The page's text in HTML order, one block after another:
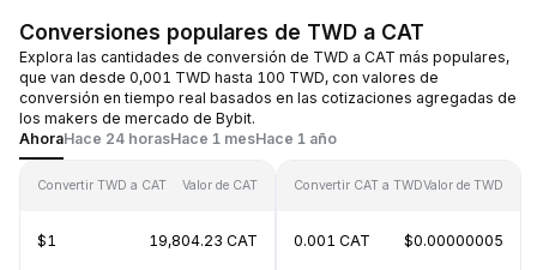
Conversiones populares de TWD a CAT
Explora las cantidades de conversión de TWD a CAT más populares,
que van desde 0,001 TWD hasta 100 TWD, con valores de
conversión en tiempo real basados en las cotizaciones agregadas de
los makers de mercado de Bybit.
AhoraHace 24 horasHace 1 mesHace 1 año
Convertir TWD a CAT Valor de CAT
$1 19,804.23 CAT
Convertir CAT a TWDValor de TWD
0.001 CAT $0.00000005